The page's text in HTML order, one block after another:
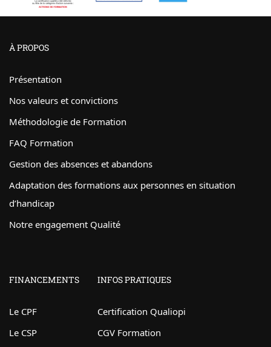
À PROPOS
Présentation
Nos valeurs et convictions
Méthodologie de Formation
FAQ Formation
Gestion des absences et abandons
Adaptation des formations aux personnes en situation
d’handicap
Notre engagement Qualité
FINANCEMENTS
Le CPF
Le CSP
INFOS PRATIQUES
Certification Qualiopi
CGV Formation